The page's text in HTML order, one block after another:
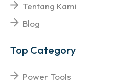
Tentang Kami
Blog
Top Category
Power Tools